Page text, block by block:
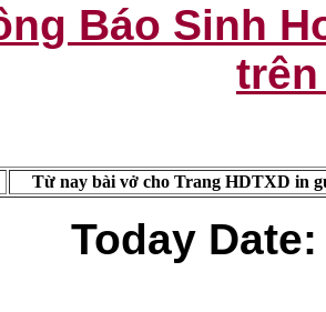
Báo Sinh
Từ nay bài vở cho Trang HDTXD in
Today